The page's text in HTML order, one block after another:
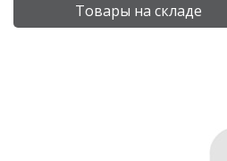
Товары на складе